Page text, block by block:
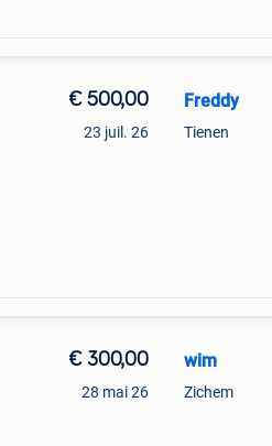
€ 500,00
23 juil. 26
Freddy
Tienen
€ 300,00
28 mai 26
wim
Zichem